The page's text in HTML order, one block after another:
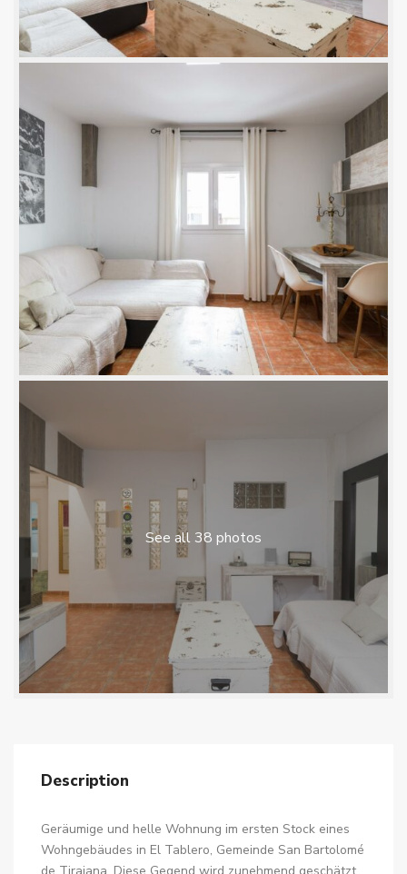
See all 38 photos
Description
Geräumige und helle Wohnung im ersten Stock eines
Wohngebäudes in El Tablero, Gemeinde San Bartolomé